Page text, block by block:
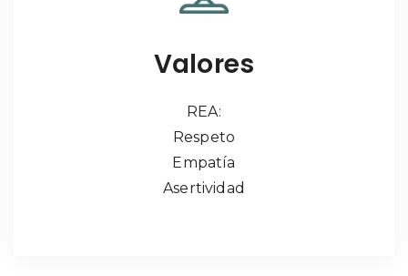
Valores
REA:
Respeto
Empatía
Asertividad